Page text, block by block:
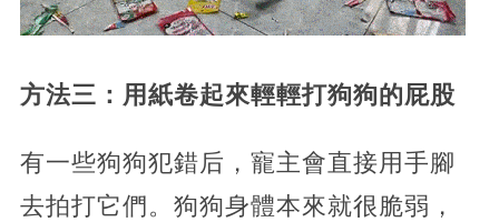
方法三：用紙卷起來輕輕打狗狗的屁股
有一些狗狗犯錯后，寵主會直接用手腳
去拍打它們。狗狗身體本來就很脆弱，